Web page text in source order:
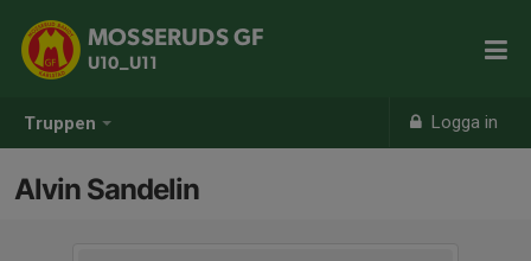
Truppen Logga in
MOSSERUDS GF
U10_U11
Alvin Sandelin